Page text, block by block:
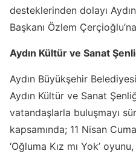
desteklerinden dolayı
Başkanı Özlem
Aydın Kültür ve Sanat
Aydın Büyükşehir
Aydın Kültür ve Sanat
vatandaşlarla buluşmayı
kapsamında; 11 Nisan
‘Oğluma Kız mı Yok’